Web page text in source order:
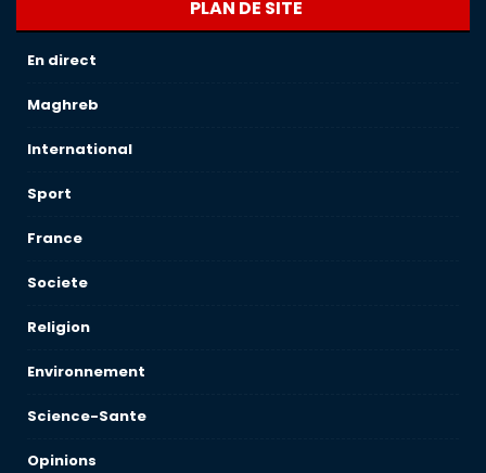
PLAN DE SITE
En direct
Maghreb
International
Sport
France
Societe
Religion
Environnement
Science-Sante
Opinions